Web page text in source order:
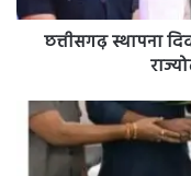
मनाया
गया-
जयंती
2025
छत्तीसगढ़ स्थापना
छत्तीसगढ़
श्रमजीवी
पत्रकार